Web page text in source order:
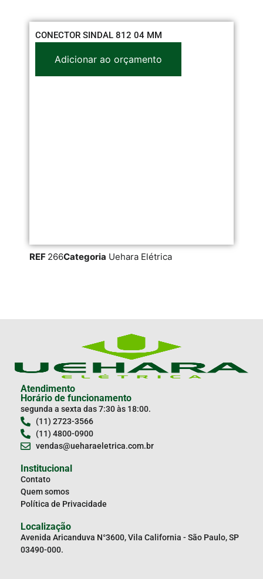
CONECTOR SINDAL 812 04 MM
Adicionar ao orçamento
REF 266Categoria Uehara Elétrica
Atendimento
Horário de funcionamento
segunda a sexta das 7:30 às 18:00.
(11) 2723-3566
(11) 4800-0900
vendas@ueharaeletrica.com.br
Institucional
Contato
Quem somos
Política de Privacidade
Localização
Avenida Aricanduva N°3600, Vila California - São Paulo, SP
03490-000.